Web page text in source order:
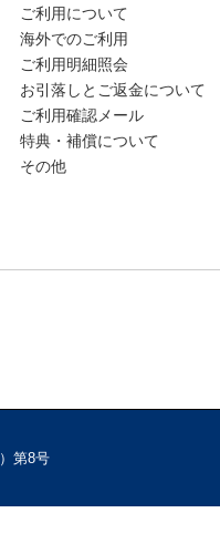
ご利用について
海外でのご利用
ご利用明細照会
お引落しとご返金について
ご利用確認メール
特典・補償について
その他
第8号